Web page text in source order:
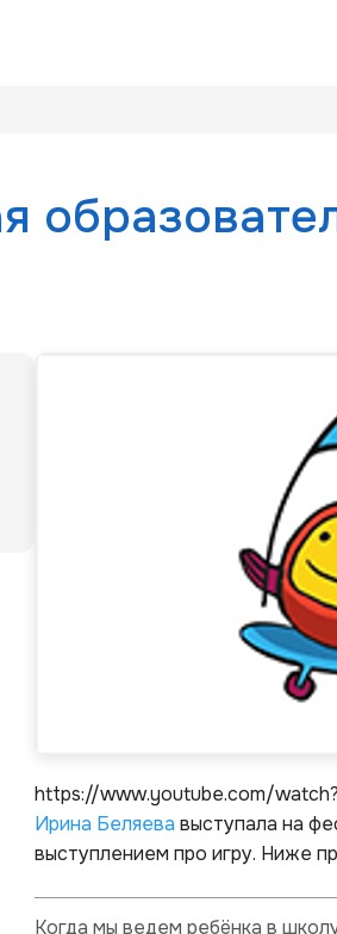
https://www.youtube.com/
Ирина Беляева выступала на
выступлением про игру. Ниже
Когда мы ведем ребёнка в